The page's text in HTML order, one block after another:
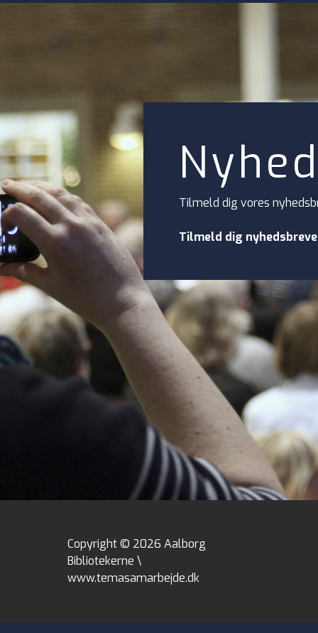
Tilmeld dig vores
Tilmeld dig
Copyright © 2026 Aalborg
Bibliotekerne \
www.temasamarbejde.dk